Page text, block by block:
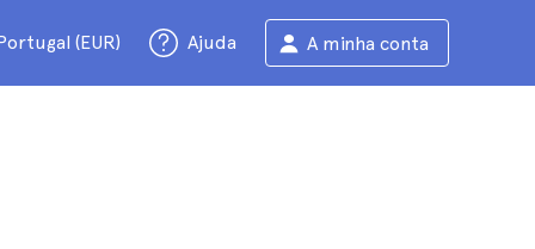
(EUR) Ajuda A minha conta